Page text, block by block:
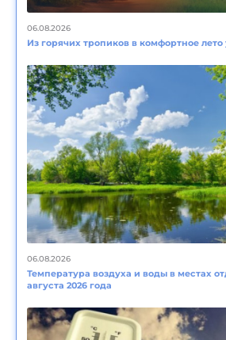
06.08.2026
Из горячих тропиков в комфортное
06.08.2026
Температура воздуха и воды в местах
августа 2026 года